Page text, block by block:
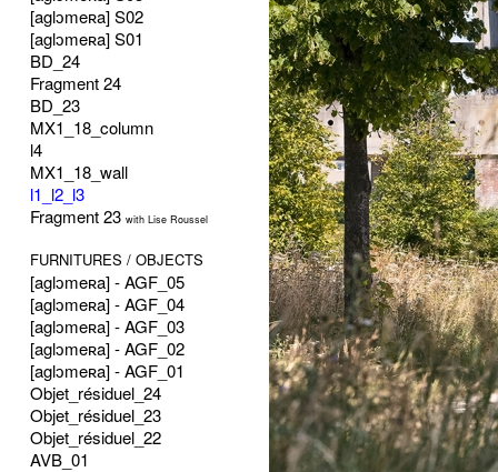
[aglɔmeʀa] S02
[aglɔmeʀa] S01
BD_24
Fragment 24
BD_23
MX1_18_column
l4
MX1_18_wall
l1_l2_l3
Fragment 23 with Lise Roussel
FURNITURES / OBJECTS
[aglɔmeʀa] - AGF_05
[aglɔmeʀa] - AGF_04
[aglɔmeʀa] - AGF_03
[aglɔmeʀa] - AGF_02
[aglɔmeʀa] - AGF_01
Objet_résiduel_24
Objet_résiduel_23
Objet_résiduel_22
AVB_01